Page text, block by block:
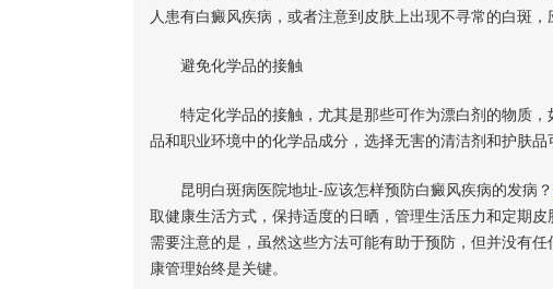
人患有白癜风疾病，或者注意到皮肤上出现不寻常的白斑，
避免化学品的接触
特定化学品的接触，尤其是那些可作为漂白剂的物质，
品和职业环境中的化学品成分，选择无害的清洁剂和护肤品
昆明白斑病医院地址-应该怎样预防白癜风疾病的发病？
取健康生活方式，保持适度的日晒，管理生活压力和定期
需要注意的是，虽然这些方法可能有助于预防，但并没有
康管理始终是关键。